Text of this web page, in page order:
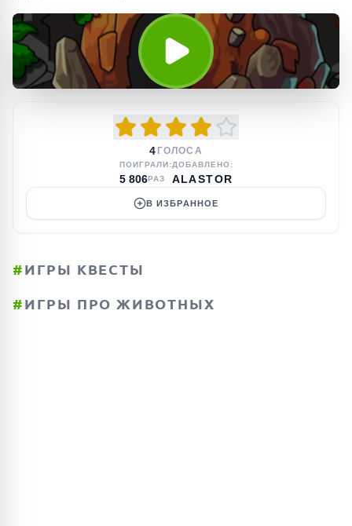
4 ГОЛОСА
ПОИГРАЛИ:
5 806РАЗ
ДОБАВЛЕНО:
ALASTOR
В ИЗБРАННОЕ
#ИГРЫ КВЕСТЫ
#ИГРЫ ПРО ЖИВОТНЫХ